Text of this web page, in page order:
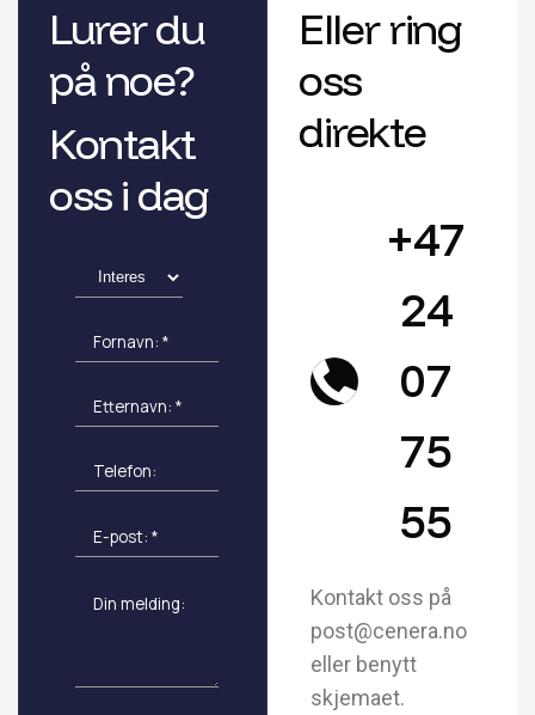
Lurer du
på noe?
Kontakt
oss i dag
Eller ring
oss
direkte
+47
24
07
75
55
Kontakt oss på
post@cenera.no
eller benytt
skjemaet.